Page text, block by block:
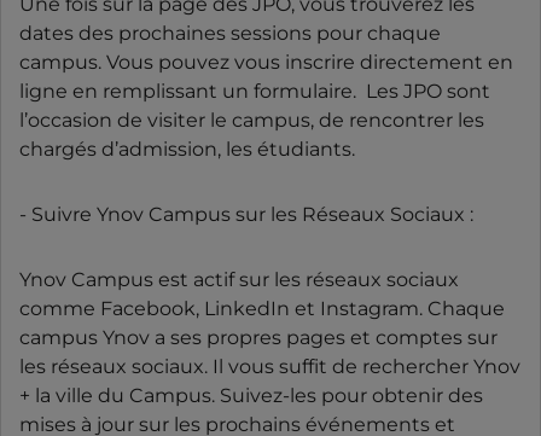
dates des prochaines sessions pour chaque
campus. Vous pouvez vous inscrire directement en
ligne en remplissant un formulaire. Les JPO sont
l’occasion de visiter le campus, de rencontrer les
chargés d’admission, les étudiants.
- Suivre Ynov Campus sur les Réseaux Sociaux :
Ynov Campus est actif sur les réseaux sociaux
comme Facebook, LinkedIn et Instagram. Chaque
campus Ynov a ses propres pages et comptes sur
les réseaux sociaux. Il vous suffit de rechercher Ynov
+ la ville du Campus. Suivez-les pour obtenir des
mises à jour sur les prochains événements et